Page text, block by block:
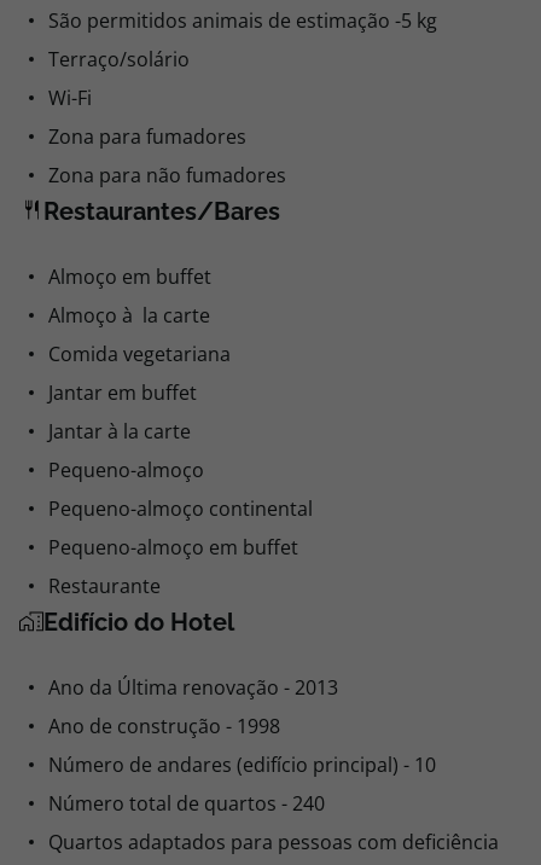
São permitidos animais de estimação -5 kg
Terraço/solário
Wi-Fi
Zona para fumadores
Zona para não fumadores
Restaurantes/Bares
Almoço em buffet
Almoço à la carte
Comida vegetariana
Jantar em buffet
Jantar à la carte
Pequeno-almoço
Pequeno-almoço continental
Pequeno-almoço em buffet
Restaurante
Edifício do Hotel
Ano da Última renovação - 2013
Ano de construção - 1998
Número de andares (edifício principal) - 10
Número total de quartos - 240
Quartos adaptados para pessoas com deficiência